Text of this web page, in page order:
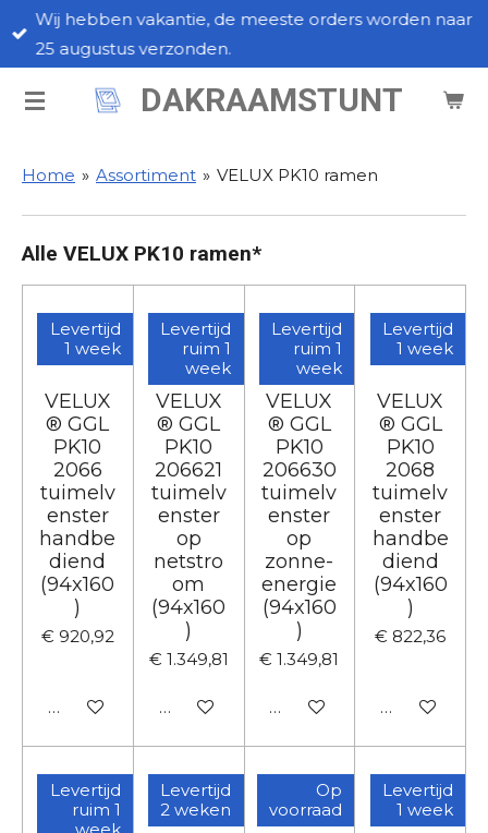
Ga
direct
de
DAKRAAMSTUNT
Wij hebben vakantie, de meeste orders worden naar
25 augustus verzonden.
Home » Assortiment » VELUX PK10 ramen
Alle VELUX PK10 ramen*
Levertijd
1 week
VELUX
® GGL
PK10
2066
tuimelv
enster
handbe
diend
(94x160
)
€ 920,92
In winkelwagen
Levertijd
ruim 1
week
VELUX
® GGL
PK10
206621
tuimelv
enster
op
netstro
om
(94x160
)
€ 1.349,81
In winkelwagen
Levertijd
ruim 1
week
VELUX
® GGL
PK10
206630
tuimelv
enster
op
zonne-
energie
(94x160
)
€ 1.349,81
In winkelwagen
Levertijd
1 week
VELUX
® GGL
PK10
2068
tuimelv
enster
handbe
diend
(94x160
)
€ 822,36
In
Levertijd
ruim 1
Levertijd
2 weken
Op
voorraad
Levertijd
1 week